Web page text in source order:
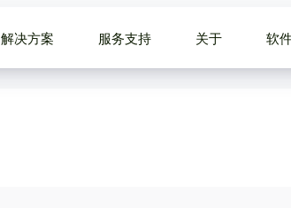
解决方案 服务支持 关于 软